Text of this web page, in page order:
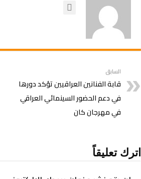
السابق
قابة الفنانين العراقيين تؤكد دورها
في دعم الحضور السينمائي العراقي
في مهرجان كان
اترك تعليقاً